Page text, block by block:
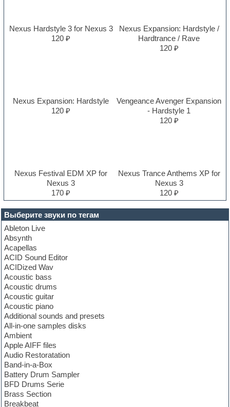
Выберите звуки по тегам
Ableton Live
Absynth
Acapellas
ACID Sound Editor
ACIDized Wav
Acoustic bass
Acoustic drums
Acoustic guitar
Acoustic piano
Additional sounds and presets
All-in-one samples disks
Ambient
Apple AIFF files
Audio Restoratation
Band-in-a-Box
Battery Drum Sampler
BFD Drums Serie
Brass Section
Breakbeat
Nexus Hardstyle 3 for Nexus 3
120 ₽
Nexus Expansion: Hardstyle /
Hardtrance / Rave
120 ₽
Nexus Expansion: Hardstyle
120 ₽
Vengeance Avenger Expansion
- Hardstyle 1
120 ₽
Nexus Festival EDM XP for
Nexus 3
170 ₽
Nexus Trance Anthems XP for
Nexus 3
120 ₽